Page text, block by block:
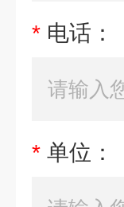
* 电话：
* 单位：